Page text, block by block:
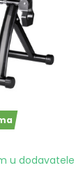
u dodavatele